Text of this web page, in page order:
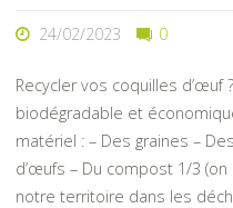
24/02/2023 0
Recycler vos coquilles d’œuf
biodégradable et
matériel : – Des graines –
d’œufs – Du compost 1/3
notre territoire dans les